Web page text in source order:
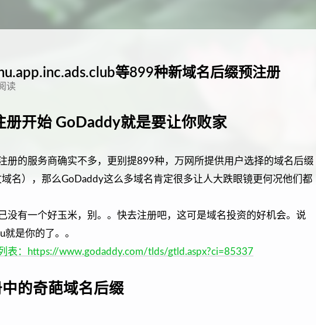
等899种新域名后缀预注册
读
开始 GoDaddy就是要让你败家
册的服务商确实不多，更别提899种，万网所提供用户选择的域名后缀
名），那么GoDaddy这么多域名肯定很多让人大跌眼镜更何况他们都
没有一个好玉米，别。。快去注册吧，这可是域名投资的好机会。说
就是你的了。。
表：https://www.godaddy.com/tlds/gtld.aspx?ci=85337
的奇葩域名后缀